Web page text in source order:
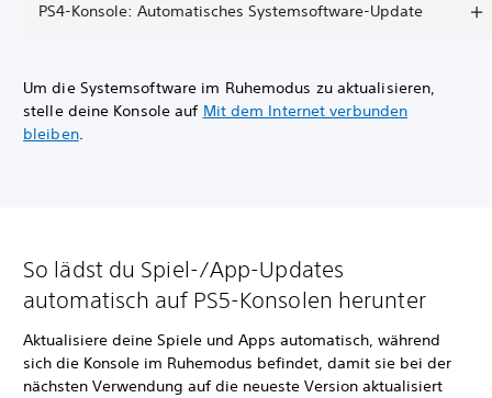
PS4-Konsole: Automatisches Systemsoftware-Update
Um die Systemsoftware im Ruhemodus zu aktualisieren,
stelle deine Konsole auf Mit dem Internet verbunden
bleiben.
So lädst du Spiel-/App-Updates
automatisch auf PS5-Konsolen herunter
Aktualisiere deine Spiele und Apps automatisch, während
sich die Konsole im Ruhemodus befindet, damit sie bei der
nächsten Verwendung auf die neueste Version aktualisiert